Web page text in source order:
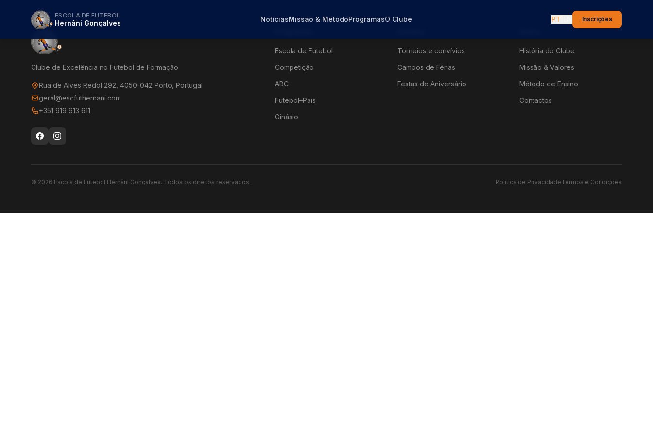
ESCOLA DE FUTEBOL
Hernâni Gonçalves NotíciasMissão & MétodoProgramasO Clube PT Inscrições
Clube de Excelência no Futebol de Formação
Rua de Alves Redol 292, 4050-042 Porto, Portugal
geral@escfuthernani.com
+351 919 613 611
Escola de Futebol
Competição
ABC
Futebol–Pais
Ginásio
Torneios e convívios
Campos de Férias
Festas de Aniversário
História do Clube
Missão & Valores
Método de Ensino
Contactos
© 2026 Escola de Futebol Hernâni Gonçalves. Todos os direitos reservados. Política de PrivacidadeTermos e Condições